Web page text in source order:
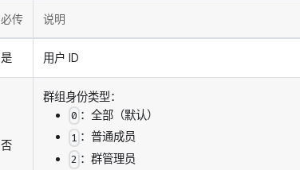
必传 说明
是 用户 ID
否
群组身份类型：
0 ：全部（默认）
1 ：普通成员
2 ：群管理员